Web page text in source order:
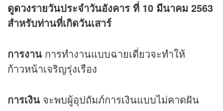
ดูดวงรายวันประจำวันอังคาร ที่ 10 มีนาคม 2563
สำหรับท่านที่เกิดวันเสาร์
การงาน การทำงานแบบฉายเดี่ยวจะทำให้
ก้าวหน้าเจริญรุ่งเรือง
การเงิน จะพบผู้อุปถัมภ์การเงินแบบไม่คาดฝัน